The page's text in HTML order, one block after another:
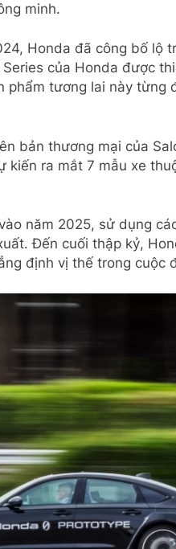
minh.
Honda đã công bố lộ
của Honda được
phẩm tương lai này từng
bản thương mại của
ra mắt 7 mẫu xe
năm 2025, sử dụng
Đến cuối thập kỷ,
định vị thế trong cuộc